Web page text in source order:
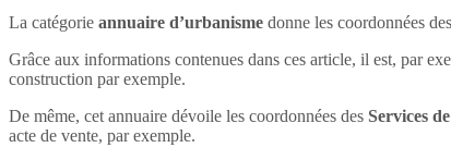
La catégorie annuaire d’urbanisme donne les coordonnées
Grâce aux informations contenues dans ces article, il est, par
construction par exemple.
De même, cet annuaire dévoile les coordonnées des Services
acte de vente, par exemple.